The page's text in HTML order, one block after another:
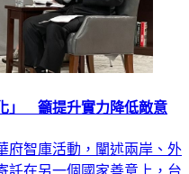
」 籲提升實力降低敵意
府智庫活動，闡述兩岸、外
託在另一個國家善意上，台